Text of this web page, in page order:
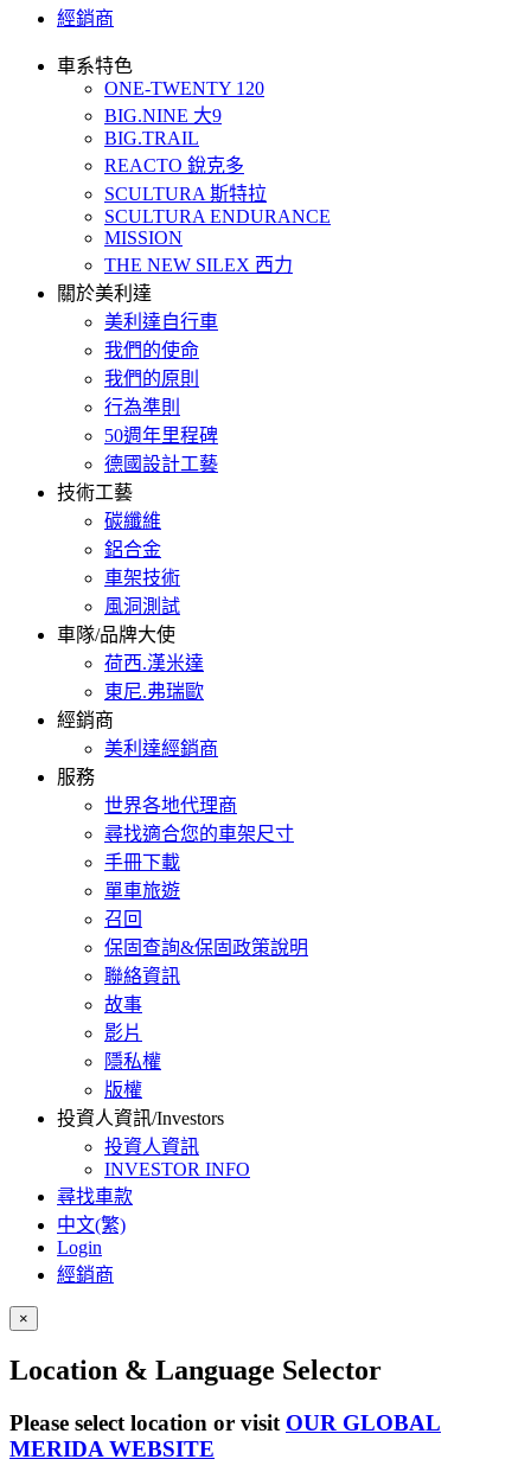
經銷商
車系特色
ONE-TWENTY 120
BIG.NINE 大9
BIG.TRAIL
REACTO 銳克多
SCULTURA 斯特拉
SCULTURA ENDURANCE
MISSION
THE NEW SILEX 西力
關於美利達
美利達自行車
我們的使命
我們的原則
行為準則
50週年里程碑
德國設計工藝
技術工藝
碳纖維
鋁合金
車架技術
風洞測試
車隊/品牌大使
荷西.漢米達
東尼.弗瑞歐
經銷商
美利達經銷商
服務
世界各地代理商
尋找適合您的車架尺寸
手冊下載
單車旅遊
召回
保固查詢&保固政策說明
聯絡資訊
故事
影片
隱私權
版權
投資人資訊/Investors
投資人資訊
INVESTOR INFO
尋找車款
中文(繁)
Login
經銷商
×
Location & Language Selector
Please select location or visit OUR GLOBAL
MERIDA WEBSITE